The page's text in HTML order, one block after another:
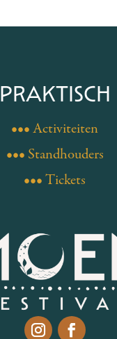
PRAKTISCH
••• Activiteiten
••• Standhouders
••• Tickets